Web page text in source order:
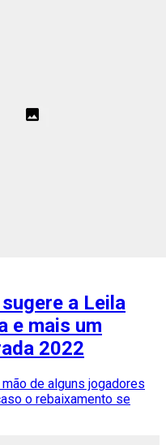
a Leila
e mais um
2022
de alguns jogadores
o rebaixamento se